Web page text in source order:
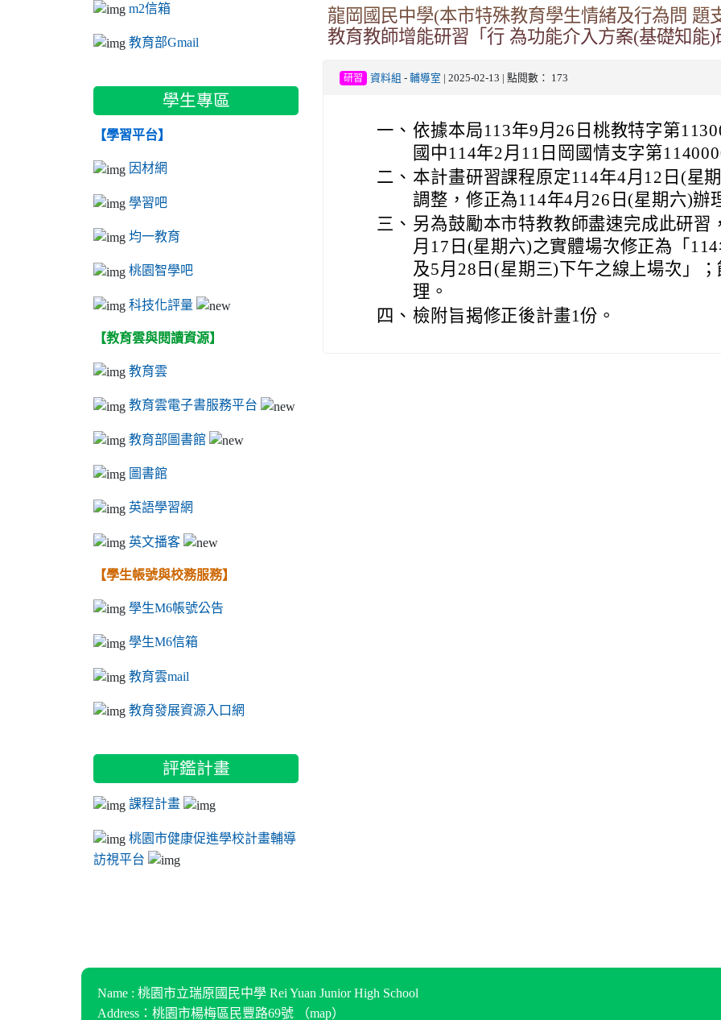
龍岡國民中學(本市特殊教育學生情緒及行為問 題
教育教師增能研習「行 為功能介入方案(基礎知能)
研習 資料組 - 輔導室 | 2025-02-13 | 點閱數： 173
一、 依據本局113年9月26日桃教特字第
國中114年2月11日岡國情支字第
二、 本計畫研習課程原定114年4月12日(星
調整，修正為114年4月26日(星期六)辦
三、 另為鼓勵本市特教教師盡速完成此研習
月17日(星期六)之實體場次修正為「
及5月28日(星期三)下午之線上場次」
理。
四、 檢附旨揭修正後計畫1份。
m2信箱
教育部Gmail
學生專區
【學習平台】
因材網
學習吧
均一教育
桃園智學吧
科技化評量
【教育雲與閱讀資源】
教育雲
教育雲電子書服務平台
教育部圖書館
圖書館
英語學習網
英文播客
【學生帳號與校務服務】
學生M6帳號公告
學生M6信箱
教育雲mail
教育發展資源入口網
評鑑計畫
課程計畫
桃園市健康促進學校計畫輔導
訪視平台
Name : 桃園市立瑞原國民中學 Rei Yuan Junior High School
Address：桃園市楊梅區民豐路69號 （map）